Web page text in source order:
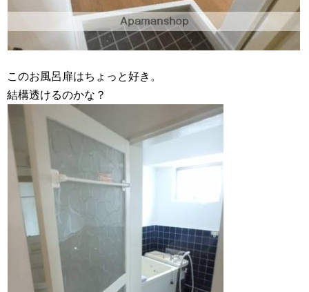
このお風呂扉はちょっと好き。
結構透けるのかな？